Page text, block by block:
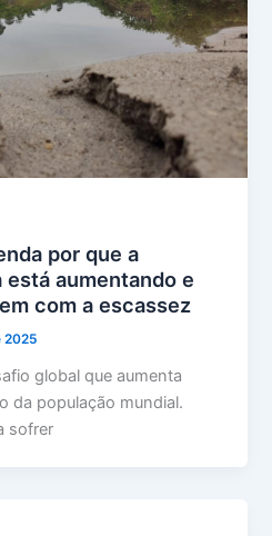
por que a
está aumentando e
com a escassez
2025
global que aumenta
da população mundial.
sofrer